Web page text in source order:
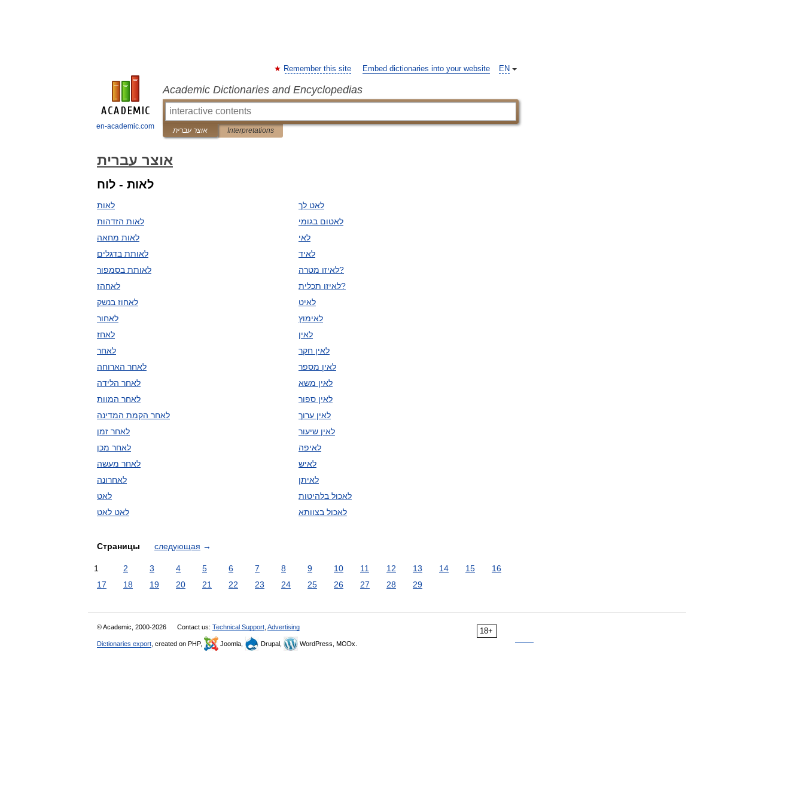
en-academic.com
EN
Remember this site Embed dictionaries into your website
Academic Dictionaries and Encyclopedias
אוצר עברית Interpretations
אוצר עברית
לאות - לוח
לאות
לאות הזדהות
לאות מחאה
לאותת בדגלים
לאותת בסמפור
לאחהז
לאחוז בנשק
לאחור
לאחז
לאחר
לאחר הארוחה
לאחר הלידה
לאחר המוות
לאחר הקמת המדינה
לאחר זמן
לאחר מכן
לאחר מעשה
לאחרונה
לאט
לאט לאט
לאט לך
לאטום בגומי
לאי
לאיד
לאיזו מטרה?
לאיזו תכלית?
לאיט
לאימוץ
לאין
לאין חקר
לאין מספר
לאין משא
לאין ספור
לאין ערוך
לאין שיעור
לאיפה
לאיש
לאיתן
לאכול בלהיטות
לאכול בצוותא
Страницы следующая →
1 2 3 4 5 6 7 8 9 10 11 12 13 14 15
16
17
18 19 20 21 22 23 24 25 26 27 28 29
18+
© Academic, 2000-2026 Contact us: Technical Support Advertising
Dictionaries export , created on PHP, Joomla, Drupal, WordPress, MODx.